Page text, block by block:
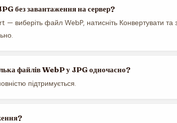
без завантаження на сервер?
— виберіть файл WebP, натисніть Конвертувати та
файлів WebP у JPG одночасно?
підтримується.